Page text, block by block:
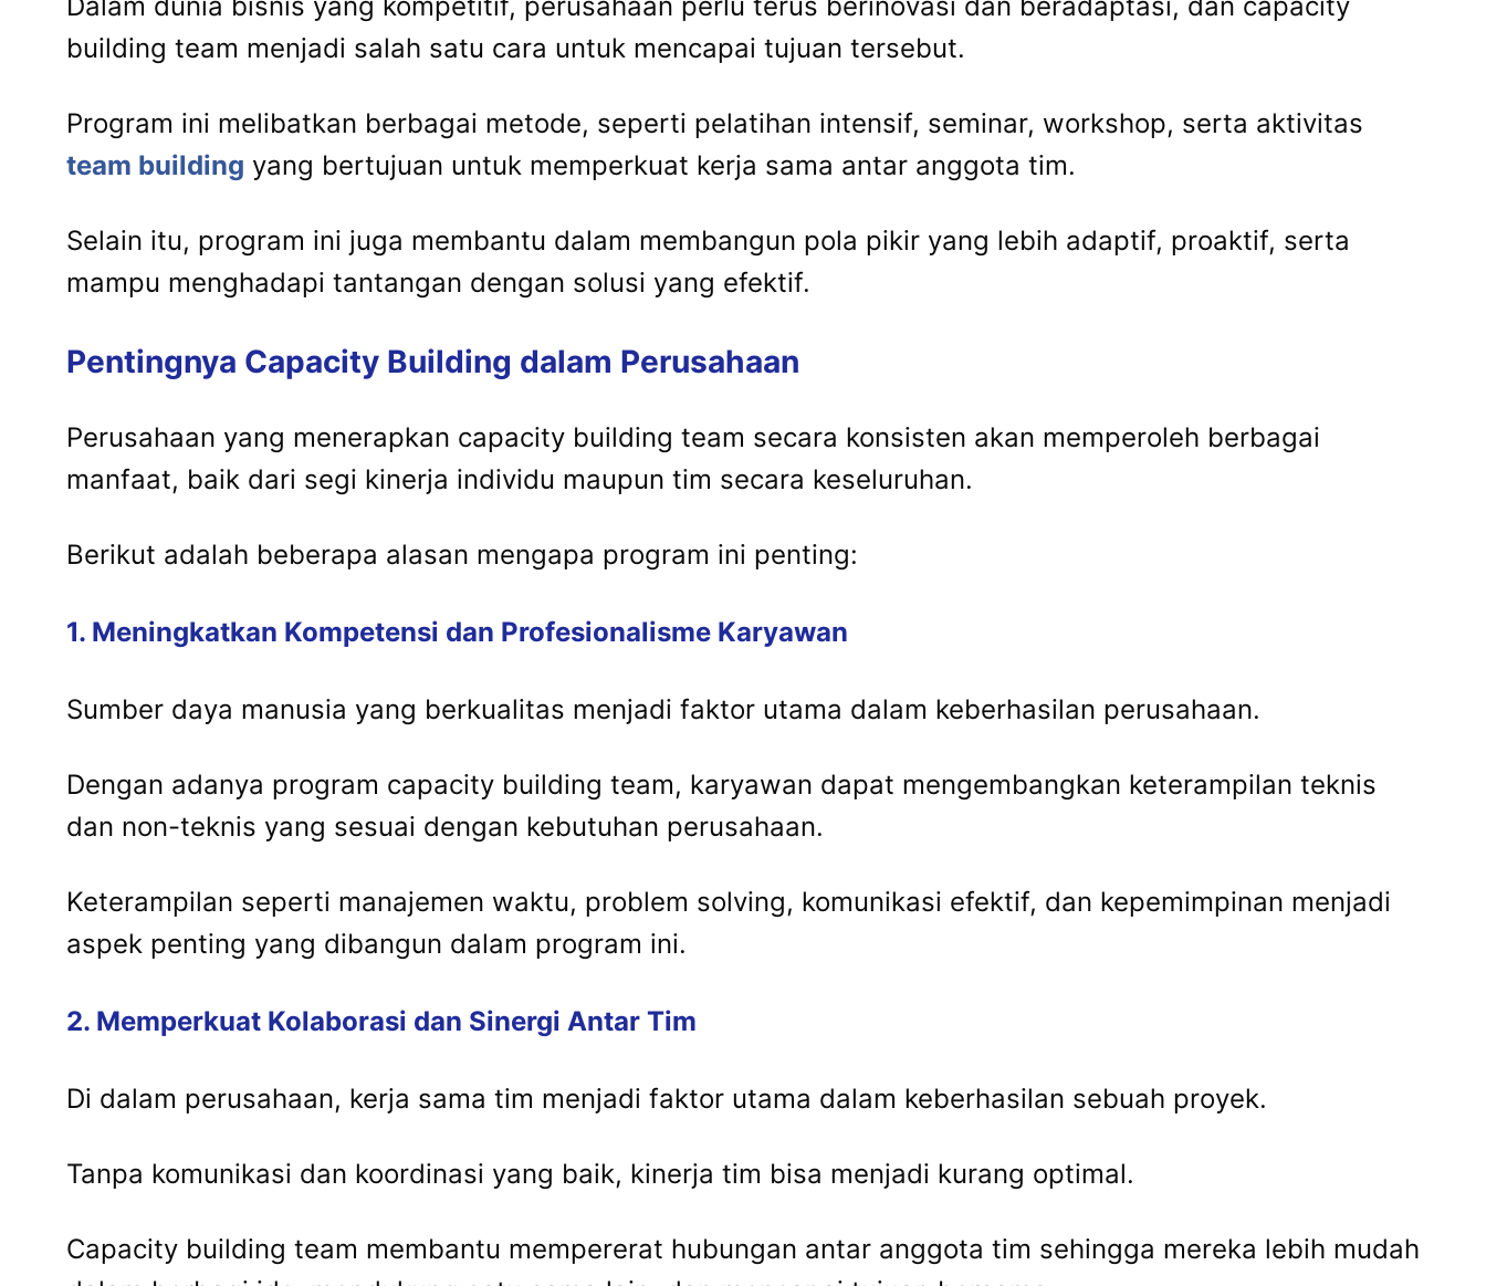
building team menjadi salah satu cara untuk mencapai tujuan tersebut.
Program ini melibatkan berbagai metode, seperti pelatihan intensif, seminar, workshop, serta aktivitas
team building yang bertujuan untuk memperkuat kerja sama antar anggota tim.
Selain itu, program ini juga membantu dalam membangun pola pikir yang lebih adaptif, proaktif, serta
mampu menghadapi tantangan dengan solusi yang efektif.
Pentingnya Capacity Building dalam Perusahaan
Perusahaan yang menerapkan capacity building team secara konsisten akan memperoleh berbagai
manfaat, baik dari segi kinerja individu maupun tim secara keseluruhan.
Berikut adalah beberapa alasan mengapa program ini penting:
1. Meningkatkan Kompetensi dan Profesionalisme Karyawan
Sumber daya manusia yang berkualitas menjadi faktor utama dalam keberhasilan perusahaan.
Dengan adanya program capacity building team, karyawan dapat mengembangkan keterampilan teknis
dan non-teknis yang sesuai dengan kebutuhan perusahaan.
Keterampilan seperti manajemen waktu, problem solving, komunikasi efektif, dan kepemimpinan menjadi
aspek penting yang dibangun dalam program ini.
2. Memperkuat Kolaborasi dan Sinergi Antar Tim
Di dalam perusahaan, kerja sama tim menjadi faktor utama dalam keberhasilan sebuah proyek.
Tanpa komunikasi dan koordinasi yang baik, kinerja tim bisa menjadi kurang optimal.
Capacity building team membantu mempererat hubungan antar anggota tim sehingga mereka lebih mudah